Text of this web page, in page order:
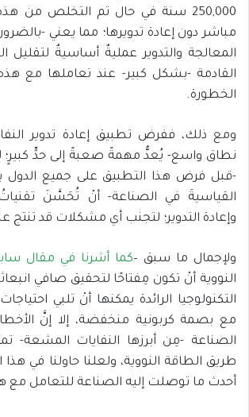
250,000 سنة في حال تم التخلص من
مباشر دون إعادة تدويرها؛ مما يعني -
المعالجة والتدوير عمليةٌ أساسيةٌ لتقليل
القادمة -بشكل كبير- عند تعاملها مع
الخطورة.
ومع ذلك، ففرض تطبيق إعادة تدوير
نطاق واسع- يُعدُّ مهمةً صعبةً إلى حدٍّ كبيرٍ؛
-قبل فرض هذا التطبيق على جميع الدول
القياسيةَ في الصناعة- أنْ تُحَسَّنَ تقنياتُ
وإعادة التدوير؛ لتجنب أي مشكلات قد تنتج
ولإجمال ما سبق –كما أشرنا في مقال
النووية أنْ تكون مِفتاحًا لتحقيق صافي
التكنولوجيا الرائدة يمكنها أنْ تلبي
مع بصمة كربونية منخفضة، إلا إنَّ
الصناعة -مِن أبرزها النفايات المشعة-
طريق الطاقة النووية، ولعلنا حاولنا في
أحدث ما توصلت إليه الصناعة للتعامل مع